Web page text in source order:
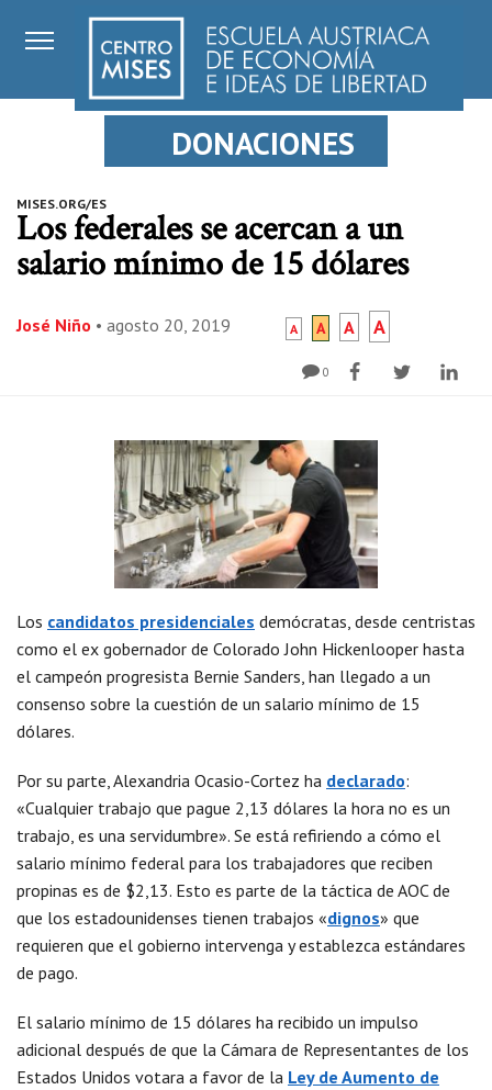
DONACIONES
MISES.ORG/ES
Los federales se acercan a un
salario mínimo de 15 dólares
José Niño • agosto 20, 2019 A A A A
0
Los candidatos presidenciales demócratas, desde centristas
como el ex gobernador de Colorado John Hickenlooper hasta
el campeón progresista Bernie Sanders, han llegado a un
consenso sobre la cuestión de un salario mínimo de 15
dólares.
Por su parte, Alexandria Ocasio-Cortez ha declarado:
«Cualquier trabajo que pague 2,13 dólares la hora no es un
trabajo, es una servidumbre». Se está refiriendo a cómo el
salario mínimo federal para los trabajadores que reciben
propinas es de $2,13. Esto es parte de la táctica de AOC de
que los estadounidenses tienen trabajos «dignos» que
requieren que el gobierno intervenga y establezca estándares
de pago.
El salario mínimo de 15 dólares ha recibido un impulso
adicional después de que la Cámara de Representantes de los
Estados Unidos votara a favor de la Ley de Aumento de